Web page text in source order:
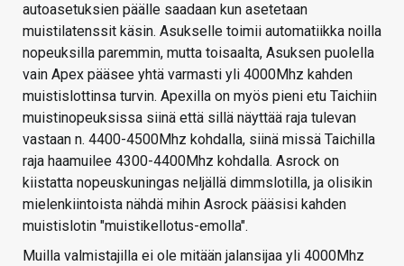
autoasetuksien päälle saadaan kun asetetaan
muistilatenssit käsin. Asukselle toimii automatiikka noilla
nopeuksilla paremmin, mutta toisaalta, Asuksen puolella
vain Apex pääsee yhtä varmasti yli 4000Mhz kahden
muistislottinsa turvin. Apexilla on myös pieni etu Taichiin
muistinopeuksissa siinä että sillä näyttää raja tulevan
vastaan n. 4400-4500Mhz kohdalla, siinä missä Taichilla
raja haamuilee 4300-4400Mhz kohdalla. Asrock on
kiistatta nopeuskuningas neljällä dimmslotilla, ja olisikin
mielenkiintoista nähdä mihin Asrock pääsisi kahden
muistislotin "muistikellotus-emolla".
Muilla valmistajilla ei ole mitään jalansijaa yli 4000Mhz